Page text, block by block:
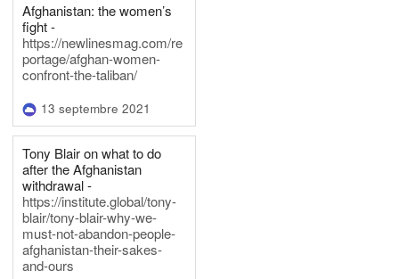
Afghanistan: the women’s
fight -
https://newlinesmag.com/re
portage/afghan-women-
confront-the-taliban/
13 septembre 2021
Tony Blair on what to do
after the Afghanistan
withdrawal -
https://institute.global/tony-
blair/tony-blair-why-we-
must-not-abandon-people-
afghanistan-their-sakes-
and-ours